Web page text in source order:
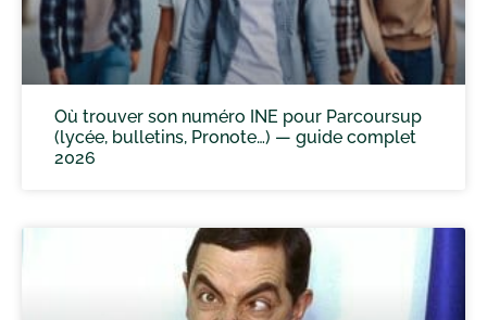
Où trouver son numéro INE pour Parcoursup
(lycée, bulletins, Pronote…) — guide complet
2026